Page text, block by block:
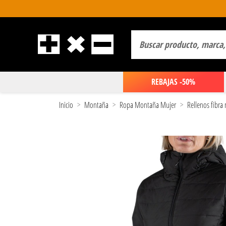
REBAJAS -50%
Inicio Montaña Ropa Montaña Mujer Rellenos